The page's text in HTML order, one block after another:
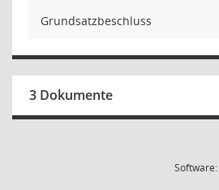
Grundsatzbeschluss
3 Dokumente
Software: